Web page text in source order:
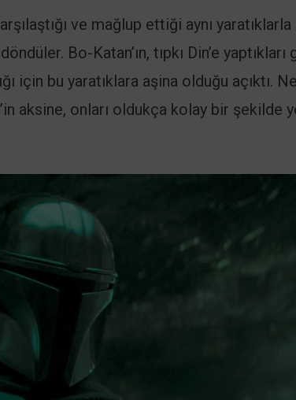
ve mağlup ettiği aynı yaratıklarla
Bo-Katan’ın, tıpkı Din’e yaptıkları
için bu yaratıklara aşina olduğu açıktı. Ne
aksine, onları oldukça kolay bir şekilde